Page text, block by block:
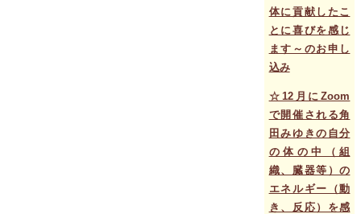
体に貢献したこ
とに喜びを感じ
ます～のお申し
込み
☆12月にZoom
で開催される角
田みゆきの自分
の体の中（組
織、臓器等）の
エネルギー（動
き、反応）を感